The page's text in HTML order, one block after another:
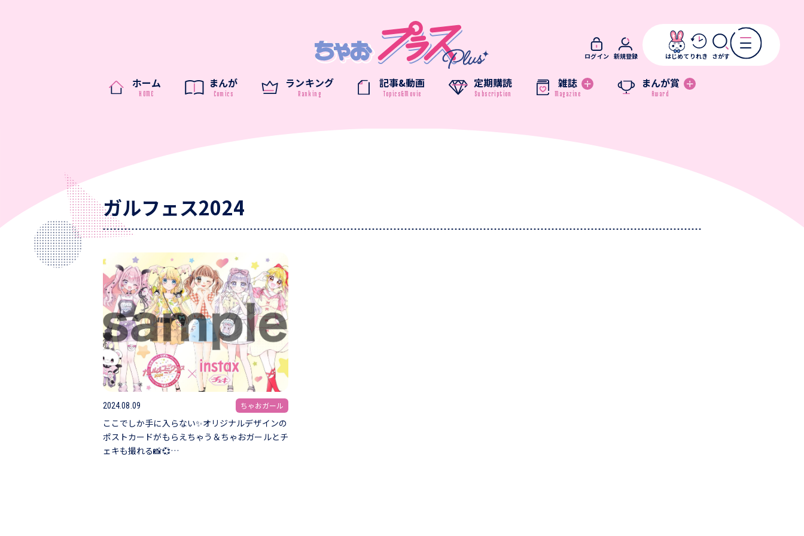
ホーム まんが ランキング 記事&動画 定期購読 雑誌 まんが賞
ログイン 新規登録 はじめて りれき さがす
ガルフェス2024
2024.08.09 ちゃおガール
ここでしか手に入らない✨オリジナルデザインの
ポストカードがもらえちゃう＆ちゃおガールとチ
ェキも撮れる📸💞…